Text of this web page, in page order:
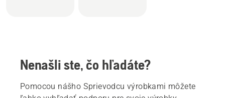
Nenašli ste, čo hľadáte?
Pomocou nášho Sprievodcu výrobkami môžete